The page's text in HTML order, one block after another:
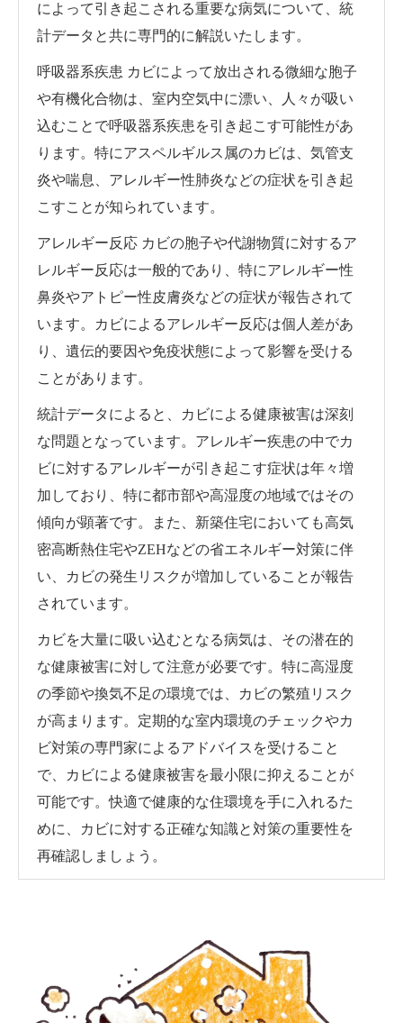
によって引き起こされる重要な病気について、統
計データと共に専門的に解説いたします。
呼吸器系疾患 カビによって放出される微細な胞子
や有機化合物は、室内空気中に漂い、人々が吸い
込むことで呼吸器系疾患を引き起こす可能性があ
ります。特にアスペルギルス属のカビは、気管支
炎や喘息、アレルギー性肺炎などの症状を引き起
こすことが知られています。
アレルギー反応 カビの胞子や代謝物質に対するア
レルギー反応は一般的であり、特にアレルギー性
鼻炎やアトピー性皮膚炎などの症状が報告されて
います。カビによるアレルギー反応は個人差があ
り、遺伝的要因や免疫状態によって影響を受ける
ことがあります。
統計データによると、カビによる健康被害は深刻
な問題となっています。アレルギー疾患の中でカ
ビに対するアレルギーが引き起こす症状は年々増
加しており、特に都市部や高湿度の地域ではその
傾向が顕著です。また、新築住宅においても高気
密高断熱住宅やZEHなどの省エネルギー対策に伴
い、カビの発生リスクが増加していることが報告
されています。
カビを大量に吸い込むとなる病気は、その潜在的
な健康被害に対して注意が必要です。特に高湿度
の季節や換気不足の環境では、カビの繁殖リスク
が高まります。定期的な室内環境のチェックやカ
ビ対策の専門家によるアドバイスを受けること
で、カビによる健康被害を最小限に抑えることが
可能です。快適で健康的な住環境を手に入れるた
めに、カビに対する正確な知識と対策の重要性を
再確認しましょう。